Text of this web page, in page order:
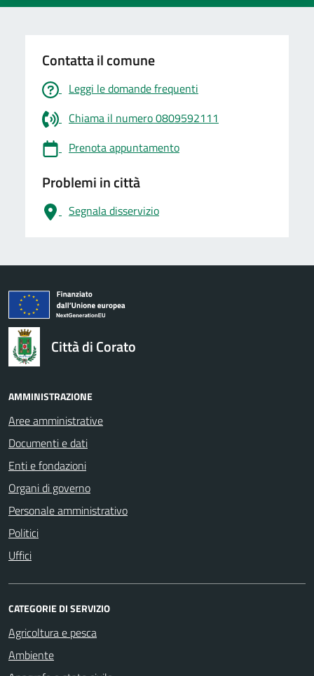
Contatta il comune
Leggi le domande frequenti
Chiama il numero 0809592111
Prenota appuntamento
Problemi in città
Segnala disservizio
logo Unione Europea
Città di Corato
AMMINISTRAZIONE
Aree amministrative
Documenti e dati
Enti e fondazioni
Organi di governo
Personale amministrativo
Politici
Uffici
CATEGORIE DI SERVIZIO
Agricoltura e pesca
Ambiente